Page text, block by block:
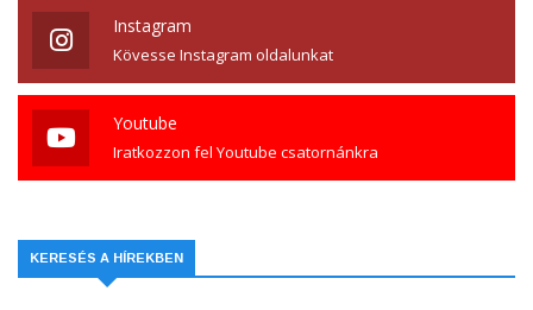
Instagram
Kövesse Instagram oldalunkat
Youtube
Iratkozzon fel Youtube csatornánkra
KERESÉS A HÍREKBEN